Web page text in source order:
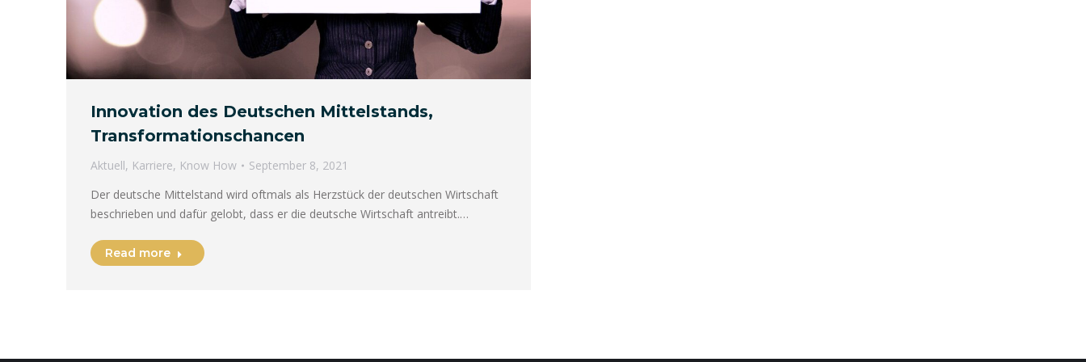
Innovation des Deutschen Mittelstands,
Transformationschancen
Aktuell, Karriere, Know How
September 8, 2021
Der deutsche Mittelstand wird oftmals als Herzstück der deutschen Wirtschaft
beschrieben und dafür gelobt, dass er die deutsche Wirtschaft antreibt.…
Read more